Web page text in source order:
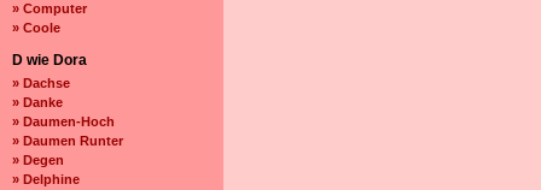
» Computer
» Coole
D wie Dora
» Dachse
» Danke
» Daumen-Hoch
» Daumen Runter
» Degen
» Delphine